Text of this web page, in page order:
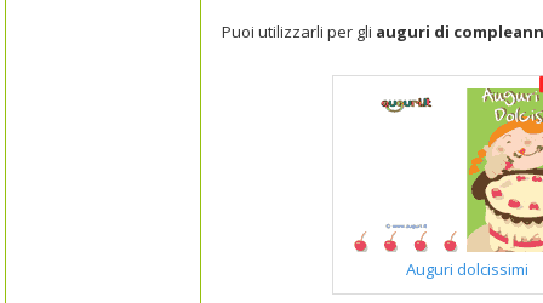
Puoi utilizzarli per gli auguri di
Auguri dolcissimi